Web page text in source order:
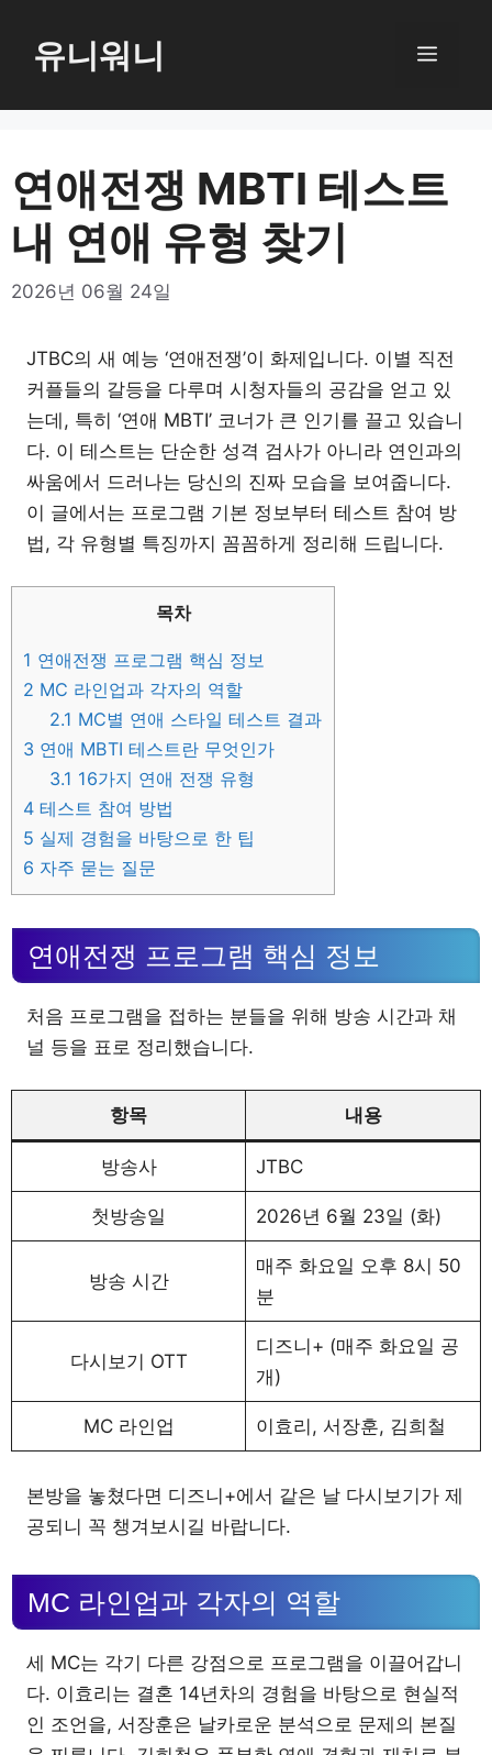
로
기
유니워니 메
연애전쟁 MBTI 테스트
내 연애 유형 찾기
2026년 06월 24일
JTBC의 새 예능 ‘연애전쟁’이 화제입니다. 이별 직전
커플들의 갈등을 다루며 시청자들의 공감을 얻고 있
는데, 특히 ‘연애 MBTI’ 코너가 큰 인기를 끌고 있습니
다. 이 테스트는 단순한 성격 검사가 아니라 연인과의
싸움에서 드러나는 당신의 진짜 모습을 보여줍니다.
이 글에서는 프로그램 기본 정보부터 테스트 참여 방
법, 각 유형별 특징까지 꼼꼼하게 정리해 드립니다.
목차
1 연애전쟁 프로그램 핵심 정보
2 MC 라인업과 각자의 역할
2.1 MC별 연애 스타일 테스트 결과
3 연애 MBTI 테스트란 무엇인가
3.1 16가지 연애 전쟁 유형
4 테스트 참여 방법
5 실제 경험을 바탕으로 한 팁
6 자주 묻는 질문
연애전쟁 프로그램 핵심 정보
처음 프로그램을 접하는 분들을 위해 방송 시간과 채
널 등을 표로 정리했습니다.
항목 내용
방송사 JTBC
첫방송일 2026년 6월 23일 (화)
방송 시간
매주 화요일 오후 8시 50
분
다시보기 OTT
디즈니+ (매주 화요일 공
개)
MC 라인업 이효리, 서장훈, 김희철
본방을 놓쳤다면 디즈니+에서 같은 날 다시보기가 제
공되니 꼭 챙겨보시길 바랍니다.
MC 라인업과 각자의 역할
세 MC는 각기 다른 강점으로 프로그램을 이끌어갑니
다. 이효리는 결혼 14년차의 경험을 바탕으로 현실적
인 조언을, 서장훈은 날카로운 분석으로 문제의 본질